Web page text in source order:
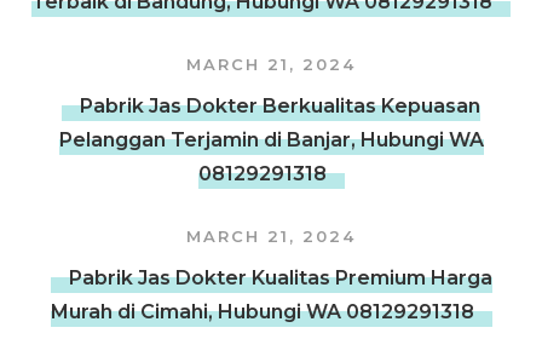
MARCH 21, 2024
Pabrik Jas Dokter Berkualitas Kepuasan
Pelanggan Terjamin di Banjar, Hubungi WA
08129291318
MARCH 21, 2024
Pabrik Jas Dokter Kualitas Premium Harga
Murah di Cimahi, Hubungi WA 08129291318